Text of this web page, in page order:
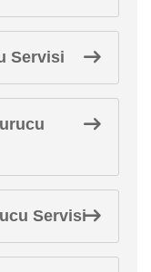
Servisi
Servisi